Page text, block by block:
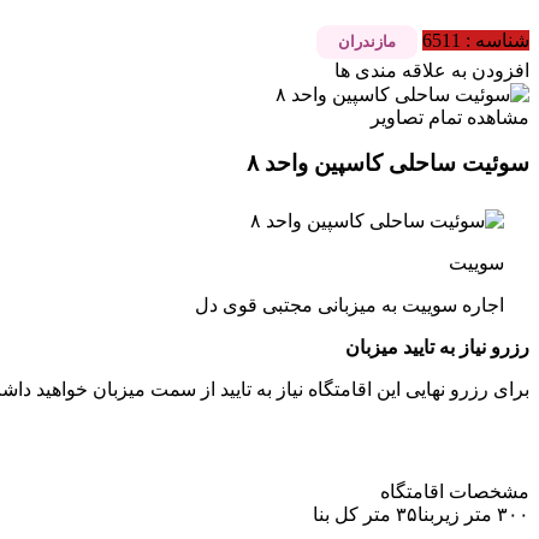
شناسه : 6511 مازندران
افزودن به علاقه مندی ها
مشاهده تمام تصاویر
سوئیت ساحلی کاسپین واحد ۸
سوییت
اجاره سوییت به میزبانی مجتبی قوی دل
رزرو نیاز به تایید میزبان
برای رزرو نهایی این اقامتگاه نیاز به تایید از سمت میزبان خواهید
مشخصات اقامتگاه
۳۰۰ متر زیربنا
۳۵ متر کل بنا